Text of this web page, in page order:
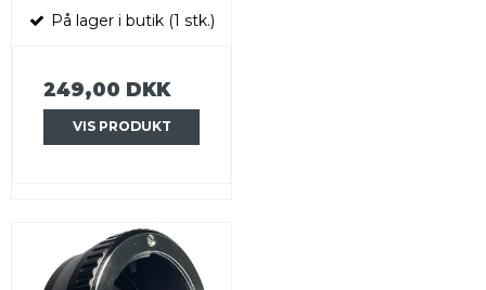
På lager i butik (1 stk.)
249,00 DKK
VIS PRODUKT